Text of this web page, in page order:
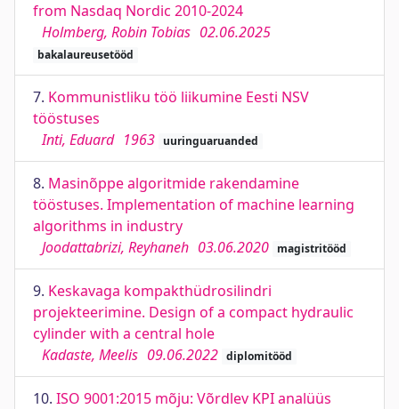
from Nasdaq Nordic 2010-2024
Holmberg, Robin Tobias 02.06.2025
bakalaureusetööd
7. Kommunistliku töö liikumine Eesti NSV
tööstuses
Inti, Eduard 1963 uuringuaruanded
8. Masinõppe algoritmide rakendamine
tööstuses. Implementation of machine learning
algorithms in industry
Joodattabrizi, Reyhaneh 03.06.2020 magistritööd
9. Keskavaga kompakthüdrosilindri
projekteerimine. Design of a compact hydraulic
cylinder with a central hole
Kadaste, Meelis 09.06.2022 diplomitööd
10. ISO 9001:2015 mõju: Võrdlev KPI analüüs